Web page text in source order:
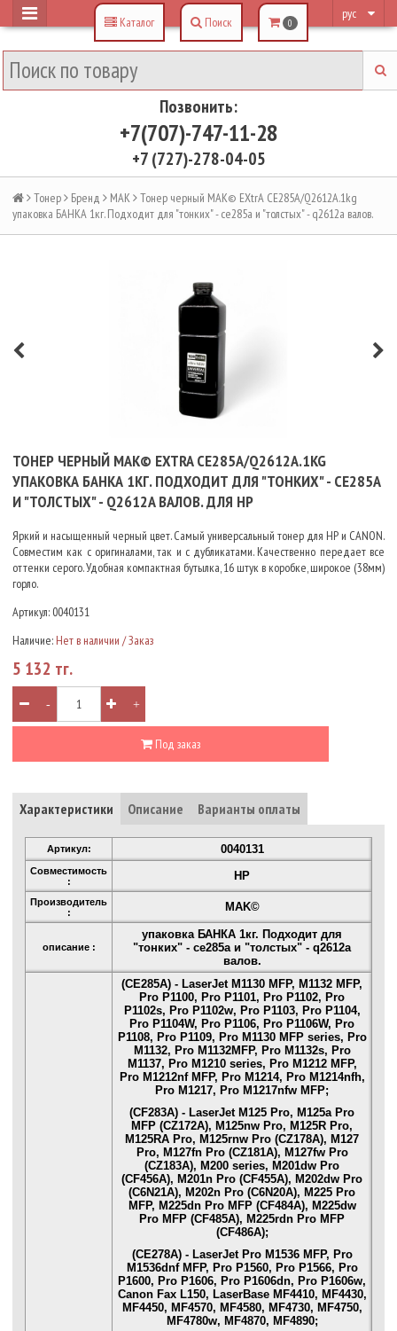
рус
Позвонить:
+7(707)-747-11-28
+7 (727)-278-04-05
Каталог Поиск 0
Тонер Бренд MAK
Тонер черный MAK© EXtrA CE285A/Q2612A.1kg
упаковка БАНКА 1кг. Подходит для "тонких" - ce285a и "толстых" - q2612a валов.
ТОНЕР ЧЕРНЫЙ MAK© EXTRA CE285A/Q2612A.1KG
УПАКОВКА БАНКА 1КГ. ПОДХОДИТ ДЛЯ "ТОНКИХ" - CE285A
И "ТОЛСТЫХ" - Q2612A ВАЛОВ. ДЛЯ HP
Яркий и насыщенный черный цвет. Самый универсальный тонер для HP и CANON.
Совместим как с оригиналами, так и с дубликатами. Качественно передает все
оттенки серого. Удобная компактная бутылка, 16 штук в коробке, широкое (38мм)
горло.
Артикул: 0040131
Наличие: Нет в наличии / Заказ
5 132 тг.
- +
Под заказ
Характеристики Описание Варианты оплаты
Артикул: 0040131
Совместимость
:
HP
Производитель
:
MAK©
описание :
упаковка БАНКА 1кг. Подходит для
"тонких" - ce285a и "толстых" - q2612a
валов.
(CE285A) - LaserJet M1130 MFP, M1132 MFP,
Pro P1100, Pro P1101, Pro P1102, Pro
P1102s, Pro P1102w, Pro P1103, Pro P1104,
Pro P1104W, Pro P1106, Pro P1106W, Pro
P1108, Pro P1109, Pro M1130 MFP series, Pro
M1132, Pro M1132MFP, Pro M1132s, Pro
M1137, Pro M1210 series, Pro M1212 MFP,
Pro M1212nf MFP, Pro M1214, Pro M1214nfh,
Pro M1217, Pro M1217nfw MFP;
(CF283A) - LaserJet M125 Pro, M125a Pro
MFP (CZ172A), M125nw Pro, M125R Pro,
M125RA Pro, M125rnw Pro (CZ178A), M127
Pro, M127fn Pro (CZ181A), M127fw Pro
(CZ183A), M200 series, M201dw Pro
(CF456A), M201n Pro (CF455A), M202dw Pro
(C6N21A), M202n Pro (C6N20A), M225 Pro
MFP, M225dn Pro MFP (CF484A), M225dw
Pro MFP (CF485A), M225rdn Pro MFP
(CF486A);
(CE278A) - LaserJet Pro M1536 MFP, Pro
M1536dnf MFP, Pro P1560, Pro P1566, Pro
P1600, Pro P1606, Pro P1606dn, Pro P1606w,
Canon Fax L150, LaserBase MF4410, MF4430,
MF4450, MF4570, MF4580, MF4730, MF4750,
MF4780w, MF4870, MF4890;